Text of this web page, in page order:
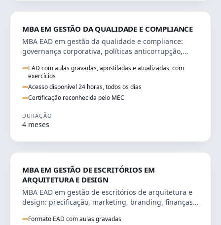
MBA EM GESTÃO DA QUALIDADE E COMPLIANCE
MBA EAD em gestão da qualidade e compliance:
governança corporativa, políticas anticorrupção,
EAD com aulas gravadas, apostiladas e atualizadas, com
exercícios
Acesso disponível 24 horas, todos os dias
Certificação reconhecida pelo MEC
DURAÇÃO
4 meses
MBA EM GESTÃO DE ESCRITÓRIOS EM
ARQUITETURA E DESIGN
MBA EAD em gestão de escritórios de arquitetura e
design: precificação, marketing, branding, finanças e
Formato EAD com aulas gravadas